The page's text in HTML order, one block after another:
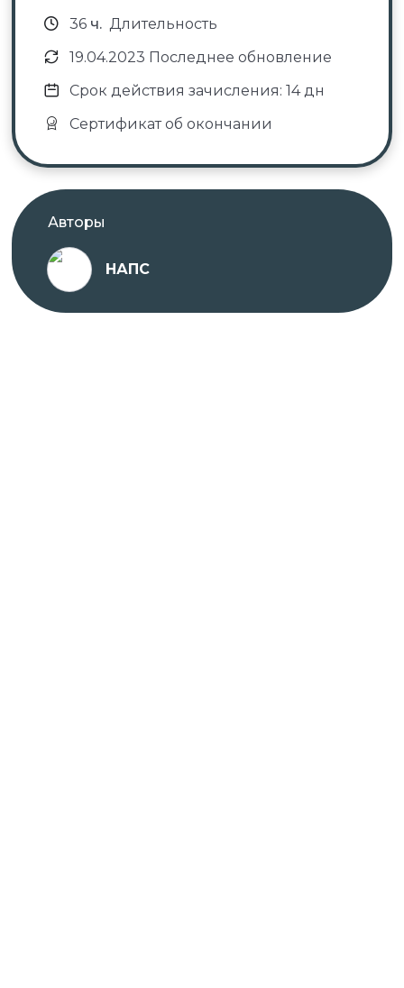
36ч. Длительность
19.04.2023 Последнее обновление
Срок действия зачисления: 14 дн
Сертификат об окончании
Авторы
НАПС